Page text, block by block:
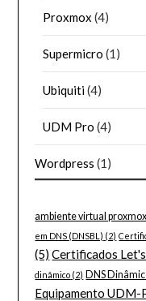
Proxmox (4)
Supermicro (1)
Ubiquiti(4)
UDM Pro (4)
Wordpress (1)
ambiente virtual proxmox
em DNS (DNSBL) (2)
(5) Certificados
dinâmico (2) DNS
Equipamento UDM-